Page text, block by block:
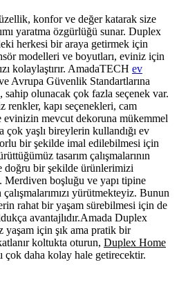
konfor ve değer katarak size
yaratma özgürlüğü sunar. Duplex
herkesi bir araya getirmek için
modelleri ve boyutları, eviniz için
kolaylaştırır. AmadaTECH ev
Avrupa Güvenlik Standartlarına
sahip olunacak çok fazla seçenek var.
renkler, kapı seçenekleri, cam
mevcut dekoruna mükemmel
çok yaşlı bireylerin kullandığı ev
bir şekilde imal edilebilmesi için
tasarım çalışmalarının
doğru bir şekilde ürünlerimizi
Merdiven boşluğu ve yapı tipine
yürütmekteyiz. Bunun
rahat bir yaşam sürebilmesi için de
avantajlıdır.Amada Duplex
yaşam için şık ama pratik bir
koltukta oturun, Duplex Home
çok daha kolay hale getirecektir.